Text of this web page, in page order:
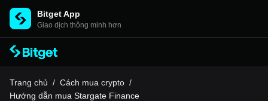
Bitget App
Giao dịch thông minh hơn
Trang chủ / Cách mua crypto /
Hướng dẫn mua Stargate Finance